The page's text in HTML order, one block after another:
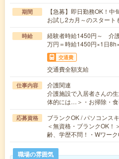
期間
【急募】即日勤務OK！
お試し2カ月～のスタート
時給
経験者時給1450円～ 介
万円＝時給1450円×1日
交通費
交通費全額支給
仕事内容
介護関連
介護施設で入居者さんの
体的には…＞・お掃除・
応募資格
ブランクOK / パソコンス
＜無資格・ブランクOK！
齢、学歴不問！・Wワー
職場の雰囲気